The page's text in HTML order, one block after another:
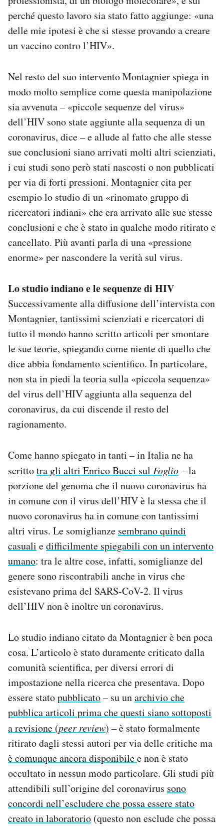
perché questo lavoro sia stato fatto aggiunge: «una
delle mie ipotesi è che si stesse provando a creare
un vaccino contro l’HIV».
Nel resto del suo intervento Montagnier spiega in
modo molto semplice come questa manipolazione
sia avvenuta – «piccole sequenze del virus»
dell’HIV sono state aggiunte alla sequenza di un
coronavirus, dice – e allude al fatto che alle stesse
sue conclusioni siano arrivati molti altri scienziati,
i cui studi sono però stati nascosti o non pubblicati
per via di forti pressioni. Montagnier cita per
esempio lo studio di un «rinomato gruppo di
ricercatori indiani» che era arrivato alle sue stesse
conclusioni e che è stato in qualche modo ritirato e
cancellato. Più avanti parla di una «pressione
enorme» per nascondere la verità sul virus.
Lo studio indiano e le sequenze di HIV
Successivamente alla diffusione dell’intervista con
Montagnier, tantissimi scienziati e ricercatori di
tutto il mondo hanno scritto articoli per smontare
le sue teorie, spiegando come niente di quello che
dice abbia fondamento scientifico. In particolare,
non sta in piedi la teoria sulla «piccola sequenza»
del virus dell’HIV aggiunta alla sequenza del
coronavirus, da cui discende il resto del
ragionamento.
Come hanno spiegato in tanti – in Italia ne ha
scrittotra gli altri Enrico Bucci sul Foglio– la
porzione del genoma che il nuovo coronavirus ha
in comune con il virus dell’HIV è la stessa che il
nuovo coronavirus ha in comune con tantissimi
altri virus. Le somiglianze sembrano quindi
casuali edifficilmente spiegabili con un intervento
umano: tra le altre cose, infatti, somiglianze del
genere sono riscontrabili anche in virus che
esistevano prima del SARS-CoV-2. Il virus
dell’HIV non è inoltre un coronavirus.
Lo studio indiano citato da Montagnier è ben poca
cosa. L’articolo è stato duramente criticato dalla
comunità scientifica, per diversi errori di
impostazione nella ricerca che presentava. Dopo
essere statopubblicato– su unarchivio che
pubblica articoli prima che questi siano sottoposti
a revisione (peer review) – è stato formalmente
ritirato dagli stessi autori per via delle critiche ma
è comunque ancora disponibilee non è stato
occultato in nessun modo particolare. Gli studi più
attendibili sull’origine del coronavirus sono
concordi nell’escludere che possa essere stato
creato in laboratorio (questo non esclude che possa